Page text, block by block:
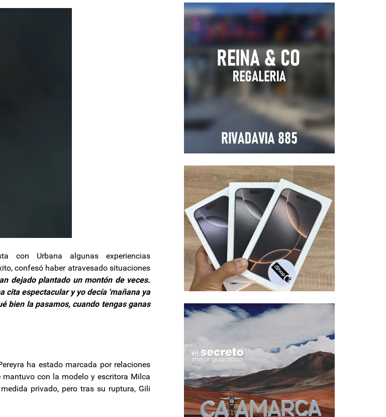
con Urbana algunas experiencias
confesó haber atravesado situaciones
dejado plantado un montón de veces.
cita espectacular y yo decía 'mañana ya
bien la pasamos, cuando tengas ganas
ha estado marcada por relaciones
con la modelo y escritora Milca
privado, pero tras su ruptura, Gili